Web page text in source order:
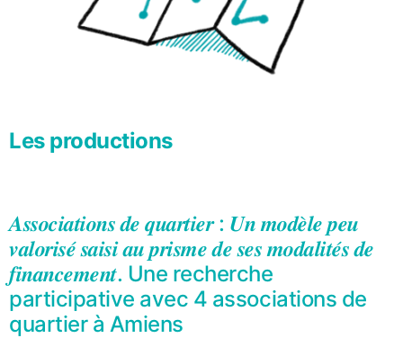
Les productions
𝑨𝒔𝒔𝒐𝒄𝒊𝒂𝒕𝒊𝒐𝒏𝒔 𝒅𝒆 𝒒𝒖𝒂𝒓𝒕𝒊𝒆𝒓 : 𝑼𝒏 𝒎𝒐𝒅𝒆̀𝒍𝒆 𝒑𝒆𝒖
𝒗𝒂𝒍𝒐𝒓𝒊𝒔𝒆́ 𝒔𝒂𝒊𝒔𝒊 𝒂𝒖 𝒑𝒓𝒊𝒔𝒎𝒆 𝒅𝒆 𝒔𝒆𝒔 𝒎𝒐𝒅𝒂𝒍𝒊𝒕𝒆́𝒔 𝒅𝒆
𝒇𝒊𝒏𝒂𝒏𝒄𝒆𝒎𝒆𝒏𝒕. Une recherche
participative avec 4 associations de
quartier à Amiens